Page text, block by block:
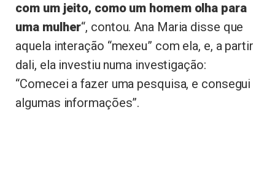
com um jeito, como um homem olha para
uma mulher“, contou. Ana Maria disse que
aquela interação “mexeu” com ela, e, a partir
dali, ela investiu numa investigação:
“Comecei a fazer uma pesquisa, e consegui
algumas informações”.